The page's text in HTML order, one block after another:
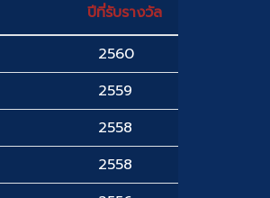
ปีที่รับรางวัล
2560
2559
2558
2558